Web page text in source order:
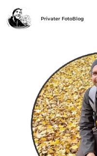
Privater FotoBlog